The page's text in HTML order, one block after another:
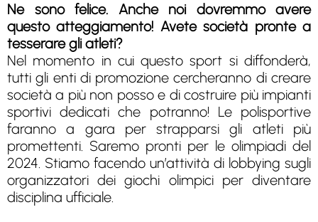
Ne sono felice. Anche noi dovremmo avere
questo atteggiamento! Avete società pronte a
tesserare gli atleti?
Nel momento in cui questo sport si diffonderà,
tutti gli enti di promozione cercheranno di creare
società a più non posso e di costruire più impianti
sportivi dedicati che potranno! Le polisportive
faranno a gara per strapparsi gli atleti più
promettenti. Saremo pronti per le olimpiadi del
2024. Stiamo facendo un’attività di lobbying sugli
organizzatori dei giochi olimpici per diventare
disciplina ufficiale.